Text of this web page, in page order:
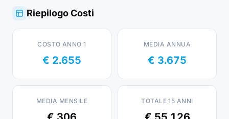
Riepilogo Costi
COSTO ANNO 1
€ 2.655
MEDIA ANNUA
€ 3.675
MEDIA MENSILE TOTALE 15 ANNI